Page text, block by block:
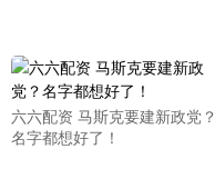
六六配资 马斯克要建新政党？
名字都想好了！